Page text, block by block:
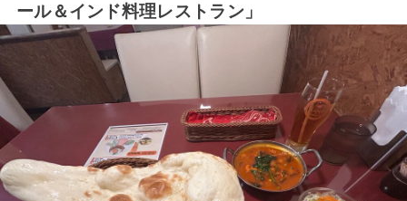
ール＆インド料理レストラン」